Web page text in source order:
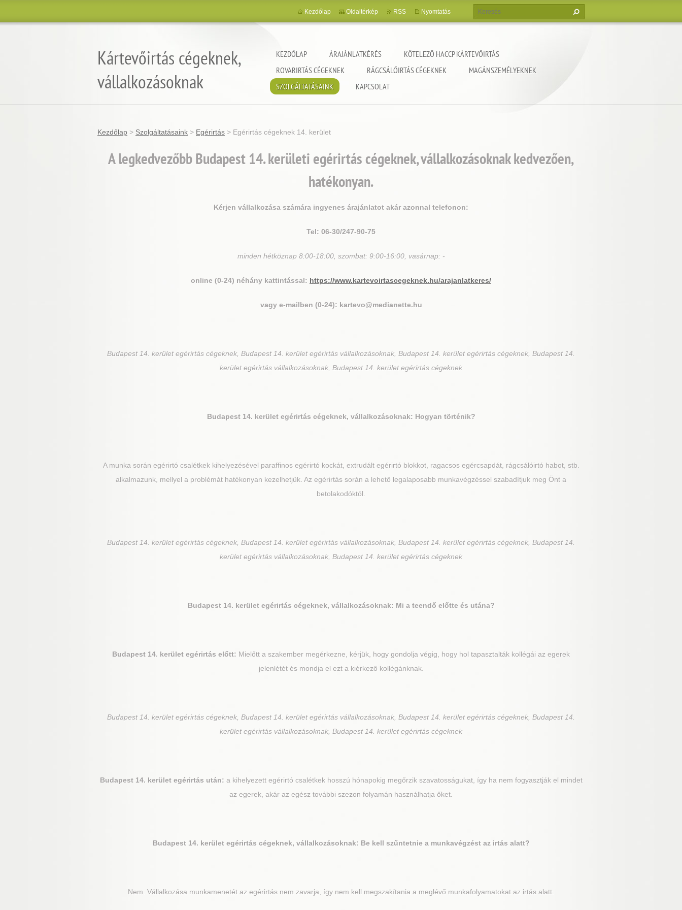
Kártevőirtás cégeknek,
vállalkozásoknak
KEZDŐLAP ÁRAJÁNLATKÉRÉS
KÖTELEZŐ HACCP KÁRTEVŐIRTÁS
ROVARIRTÁS CÉGEKNEK
RÁGCSÁLÓIRTÁS CÉGEKNEK
MAGÁNSZEMÉLYEKNEK
SZOLGÁLTATÁSAINK
KAPCSOLAT
Kezdőlap Oldaltérkép RSS Nyomtatás
Kezdőlap > Szolgáltatásaink > Egérirtás > Egérirtás cégeknek 14. kerület
A legkedvezőbb Budapest 14. kerületi egérirtás cégeknek, vállalkozásoknak kedvezően,
hatékonyan.
Kérjen vállalkozása számára ingyenes árajánlatot akár azonnal telefonon:
Tel: 06-30/247-90-75
minden hétköznap 8:00-18:00, szombat: 9:00-16:00, vasárnap: -
online (0-24) néhány kattintással: https://www.kartevoirtascegeknek.hu/arajanlatkeres/
vagy e-mailben (0-24): kartevo@medianette.hu
Budapest 14. kerületegérirtás cégeknek, Budapest 14. kerület egérirtás vállalkozásoknak, Budapest 14. kerület egérirtás cégeknek, Budapest 14.
kerület egérirtás vállalkozásoknak, Budapest 14. kerület egérirtás cégeknek
Budapest 14. kerületegérirtás cégeknek, vállalkozásoknak: Hogyan történik?
A munka során egérirtó csalétkek kihelyezésével paraffinos egérirtó kockát, extrudált egérirtó blokkot, ragacsos egércsapdát, rágcsálóirtó habot, stb.
alkalmazunk, mellyel a problémát hatékonyan kezelhetjük. Az egérirtás során a lehető legalaposabb munkavégzéssel szabadítjuk meg Önt a
betolakodóktól.
Budapest 14. kerületegérirtás cégeknek, Budapest 14. kerület egérirtás vállalkozásoknak, Budapest 14. kerület egérirtás cégeknek, Budapest 14.
kerület egérirtás vállalkozásoknak, Budapest 14. kerület egérirtás cégeknek
Budapest 14. kerületegérirtás cégeknek, vállalkozásoknak: Mi a teendő előtte és utána?
Budapest 14. kerület egérirtás előtt: Mielőtt a szakember megérkezne, kérjük, hogy gondolja végig, hogy hol tapasztalták kollégái az egerek
jelenlétét és mondja el ezt a kiérkező kollégánknak.
Budapest 14. kerületegérirtás cégeknek, Budapest 14. kerület egérirtás vállalkozásoknak, Budapest 14. kerület egérirtás cégeknek, Budapest 14.
kerület egérirtás vállalkozásoknak, Budapest 14. kerület egérirtás cégeknek
Budapest 14. kerületegérirtás után: a kihelyezett egérirtó csalétkek hosszú hónapokig megőrzik szavatosságukat, így ha nem fogyasztják el mindet
az egerek, akár az egész további szezon folyamán használhatja őket.
Budapest 14. kerületegérirtás cégeknek, vállalkozásoknak: Be kell szűntetnie a munkavégzést az irtás alatt?
Nem. Vállalkozása munkamenetét az egérirtás nem zavarja, így nem kell megszakítania a meglévő munkafolyamatokat az irtás alatt.